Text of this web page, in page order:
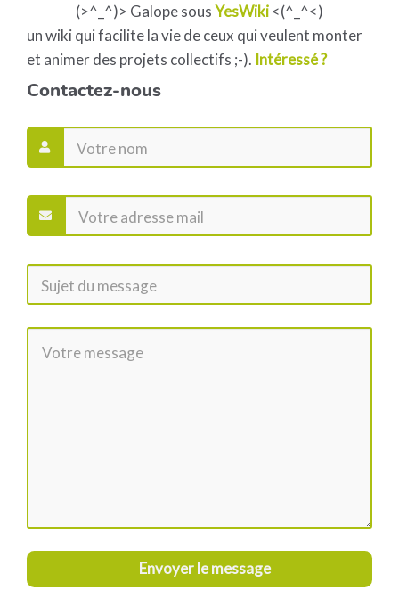
(>^_^)> Galope sousYesWiki<(^_^<)
un wiki qui facilite la vie de ceux qui veulent monter
et animer des projets collectifs ;-). Intéressé ?
Contactez-nous
Envoyer le message